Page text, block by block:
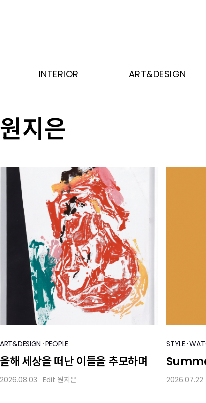
INTERIOR ART&DESIGN
원지은
ART&DESIGN ·PEOPLE
올해 세상을 떠난 이들을 추모하며
2026.08.03 Edit 원지은
STYLE ·
2026.07.22